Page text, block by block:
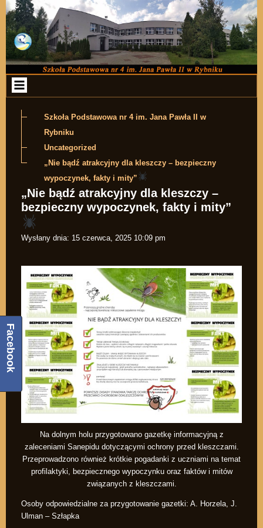
Przejdź do zawartości
Szkoła Podstawowa nr 4 im. Jana Pawła II w
Rybniku
Uncategorized
„Nie bądź atrakcyjny dla kleszczy – bezpieczny
wypoczynek, fakty i mity”
„Nie bądź atrakcyjny dla kleszczy –
bezpieczny wypoczynek, fakty i mity”
Wysłany dnia: 15 czerwca, 2025 10:09 pm
Na dolnym holu przygotowano gazetkę informacyjną z
zaleceniami Sanepidu dotyczącymi ochrony przed kleszczami.
Przeprowadzono również krótkie pogadanki z uczniami na temat
profilaktyki, bezpiecznego wypoczynku oraz faktów i mitów
związanych z kleszczami.
Osoby odpowiedzialne za przygotowanie gazetki: A. Horzela, J.
Ulman – Szłapka
Facebook